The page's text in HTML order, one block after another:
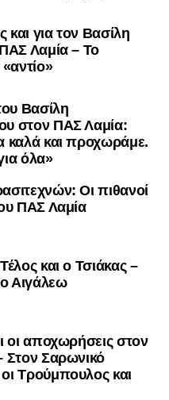
και για τον Βασίλη
Λαμία – Το
Βασίλη
στον ΠΑΣ Λαμία:
καλά και προχωράμε.
όλα»
Οι πιθανοί
ΠΑΣ Λαμία
και ο Τσιάκας –
Αιγάλεω
οι αποχωρήσεις στον
Στον Σαρωνικό
Τρούμπουλος και